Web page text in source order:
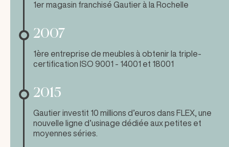
1er magasin franchisé Gautier à la Rochelle
2007
1ère entreprise de meubles à obtenir la triple-
certification ISO 9001 - 14001 et 18001
2015
Gautier investit 10 millions d’euros dans FLEX, une
nouvelle ligne d’usinage dédiée aux petites et
moyennes séries.